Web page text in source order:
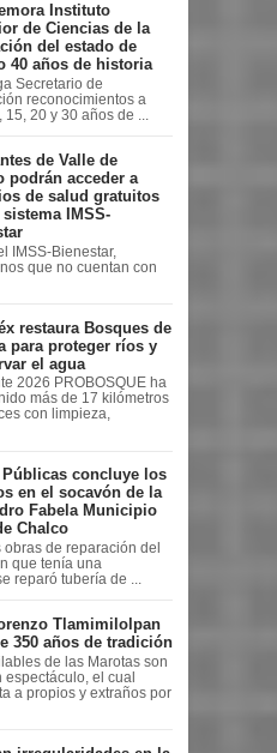
Instituto
de Ciencias de la
del estado de
40 años de historia
Secretario de
reconocimientos a
20 y 30 años de ...
de Valle de
podrán acceder a
de salud gratuitos
IMSS-
IMSS-Bienestar,
que no cuentan con
restaura Bosques de
para proteger ríos y
el agua
2026 PROBOSQUE ha
más de 17 kilómetros
con limpieza,
Públicas concluye los
en el socavón de la
Fabela Municipio
Chalco
obras de reparación del
que tenía una
reparó tubería de ...
Tlamimilolpan
350 años de tradición
de las Marotas son
espectáculo, el cual
a propios y extraños por